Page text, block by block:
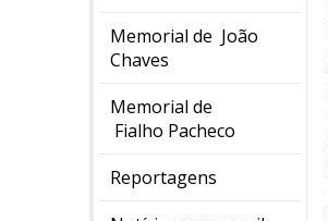
Memorial de João
Chaves
Memorial de
Fialho Pacheco
Reportagens